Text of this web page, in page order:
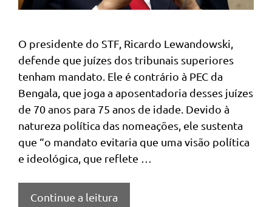
O presidente do STF, Ricardo Lewandowski,
defende que juízes dos tribunais superiores
tenham mandato. Ele é contrário à PEC da
Bengala, que joga a aposentadoria desses juízes
de 70 anos para 75 anos de idade. Devido à
natureza política das nomeações, ele sustenta
que “o mandato evitaria que uma visão política
e ideológica, que reflete …
Continue a leitura